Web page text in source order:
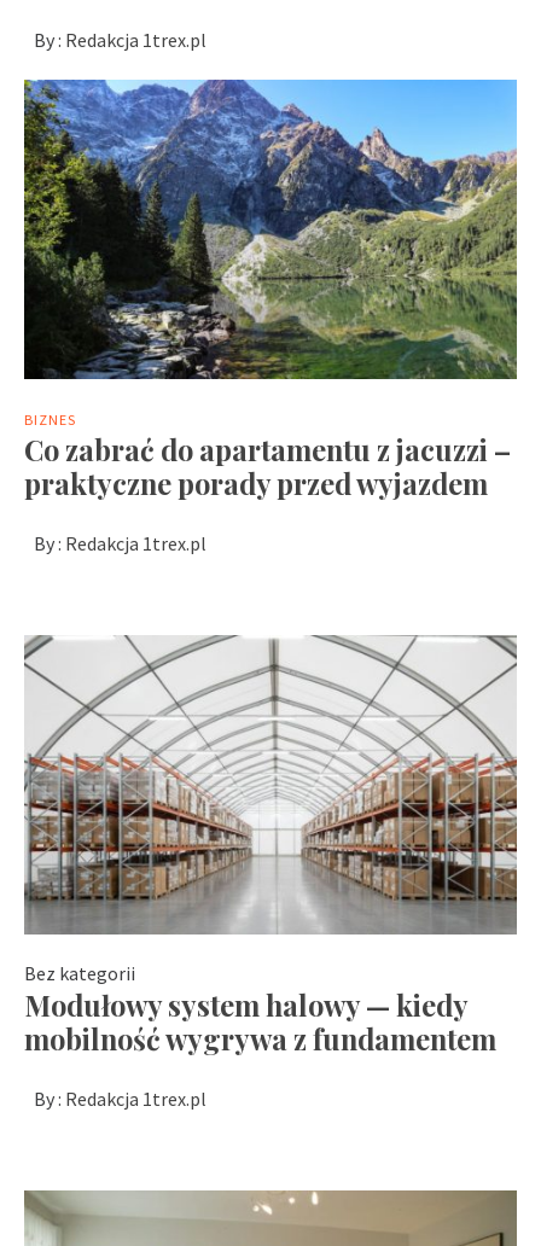
By : Redakcja 1trex.pl
BIZNES
Co zabrać do apartamentu z jacuzzi –
praktyczne porady przed wyjazdem
By : Redakcja 1trex.pl
Bez kategorii
Modułowy system halowy — kiedy
mobilność wygrywa z fundamentem
By : Redakcja 1trex.pl